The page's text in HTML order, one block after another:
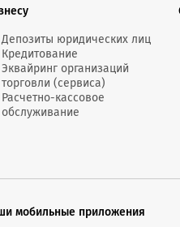
Депозиты юридических лиц
Кредитование
Эквайринг организаций
торговли (сервиса)
Расчетно-кассовое
обслуживание
мобильные приложения